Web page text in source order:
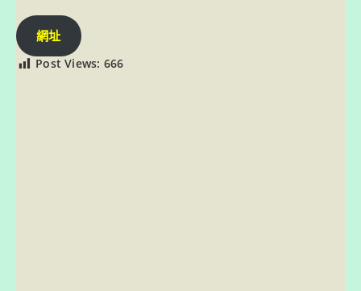
網址
Post Views: 666